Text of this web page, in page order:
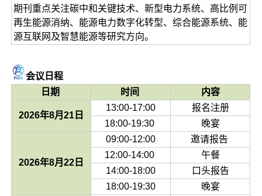
期刊重点关注碳中和关键技术、新型电力系统、高比例可
再生能源消纳、能源电力数字化转型、综合能源系统、能
源互联网及智慧能源等研究方向。
会议日程
日期
时间 内容
2026年8月21日
13:00-17:00
报名注册
18:00-19:30
晚宴
2026年8月22日
09:00-12:00
邀请报告
12:00-14:00
午餐
14:00-18:00
口头报告
18:00-19:30
晚宴